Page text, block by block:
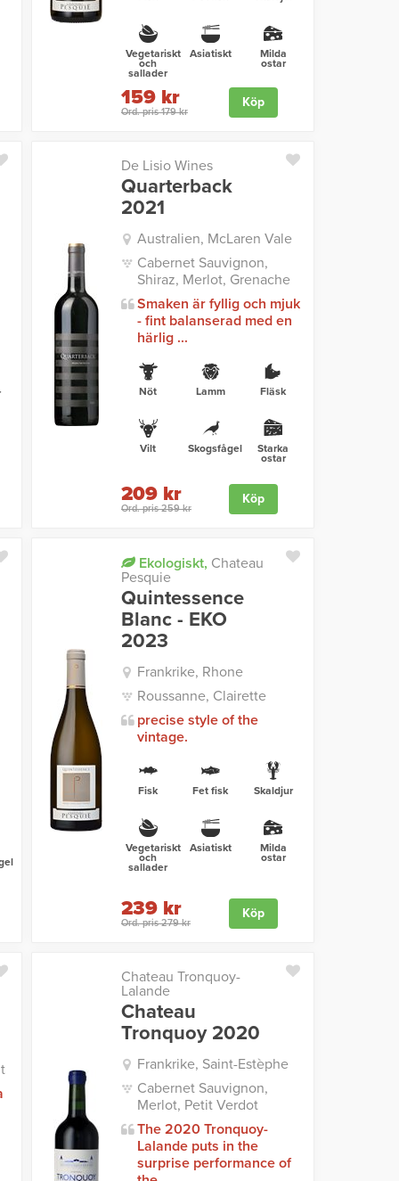
Vegetariskt
och
sallader
Asiatiskt Milda
ostar
159 kr
Ord. pris 179 kr
Köp
De Lisio Wines
Quarterback
2021
Australien, McLaren Vale
Cabernet Sauvignon,
Shiraz, Merlot, Grenache
Smaken är fyllig och mjuk
- fint balanserad med en
härlig ...
Nöt Lamm Fläsk
Vilt Skogsfågel Starka
ostar
209 kr
Ord. pris 259 kr
Köp
Ekologiskt, Chateau
Pesquie
Quintessence
Blanc - EKO
2023
Frankrike, Rhone
Roussanne, Clairette
precise style of the
vintage.
Fisk Fet fisk Skaldjur
Vegetariskt
och
sallader
Asiatiskt Milda
ostar
239 kr
Ord. pris 279 kr
Köp
Chateau Tronquoy-
Lalande
Chateau
Tronquoy 2020
Frankrike, Saint-Estèphe
Cabernet Sauvignon,
Merlot, Petit Verdot
The 2020 Tronquoy-
Lalande puts in the
surprise performance of